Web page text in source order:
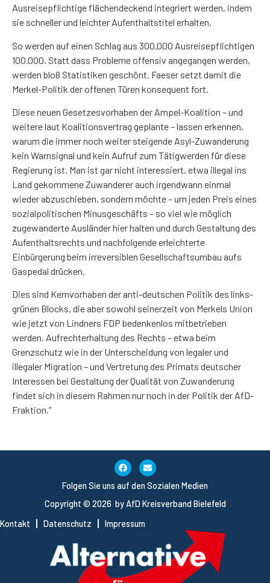
Ausreisepflichtige flächendeckend integriert werden, indem
sie schneller und leichter Aufenthaltstitel erhalten.
So werden auf einen Schlag aus 300.000 Ausreisepflichtigen
100.000. Statt dass Probleme offensiv angegangen werden,
werden bloß Statistiken geschönt. Faeser setzt damit die
Merkel-Politik der offenen Türen konsequent fort.
Diese neuen Gesetzesvorhaben der Ampel-Koalition – und
weitere laut Koalitionsvertrag geplante – lassen erkennen,
warum die immer noch weiter steigende Asyl-Zuwanderung
kein Warnsignal und kein Aufruf zum Tätigwerden für diese
Regierung ist. Man ist gar nicht interessiert, etwa illegal ins
Land gekommene Zuwanderer auch irgendwann einmal
wieder abzuschieben, sondern möchte – um jeden Preis eines
sozialpolitischen Minusgeschäfts – so viel wie möglich
zugewanderte Ausländer hier halten und durch Gestaltung des
Aufenthaltsrechts und nachfolgende erleichterte
Einbürgerung beim irreversiblen Gesellschaftsumbau aufs
Gaspedal drücken.
Dies sind Kernvorhaben der anti-deutschen Politik des links-
grünen Blocks, die aber sowohl seinerzeit von Merkels Union
wie jetzt von Lindners FDP bedenkenlos mitbetrieben
werden. Aufrechterhaltung des Rechts – etwa beim
Grenzschutz wie in der Unterscheidung von legaler und
illegaler Migration – und Vertretung des Primats deutscher
Interessen bei Gestaltung der Qualität von Zuwanderung
findet sich in diesem Rahmen nur noch in der Politik der AfD-
Fraktion.“
Copyright © 2026 by AfD Kreisverband Bielefeld
Kontakt
Datenschutz Impressum
Folgen Sie uns auf den Sozialen Medien